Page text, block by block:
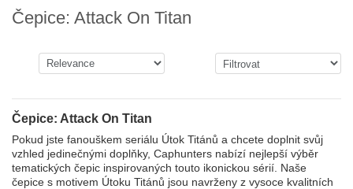
Čepice: Attack On Titan
Čepice: Attack On Titan
Pokud jste fanouškem seriálu Útok Titánů a chcete doplnit svůj
vzhled jedinečnými doplňky, Caphunters nabízí nejlepší výběr
tematických čepic inspirovaných touto ikonickou sérií. Naše
čepice s motivem Útoku Titánů jsou navrženy z vysoce kvalitních